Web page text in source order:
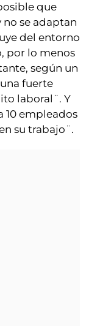
que
se adaptan
del entorno
por lo menos
según un
fuerte
laboral¨. Y
10 empleados
su trabajo¨.